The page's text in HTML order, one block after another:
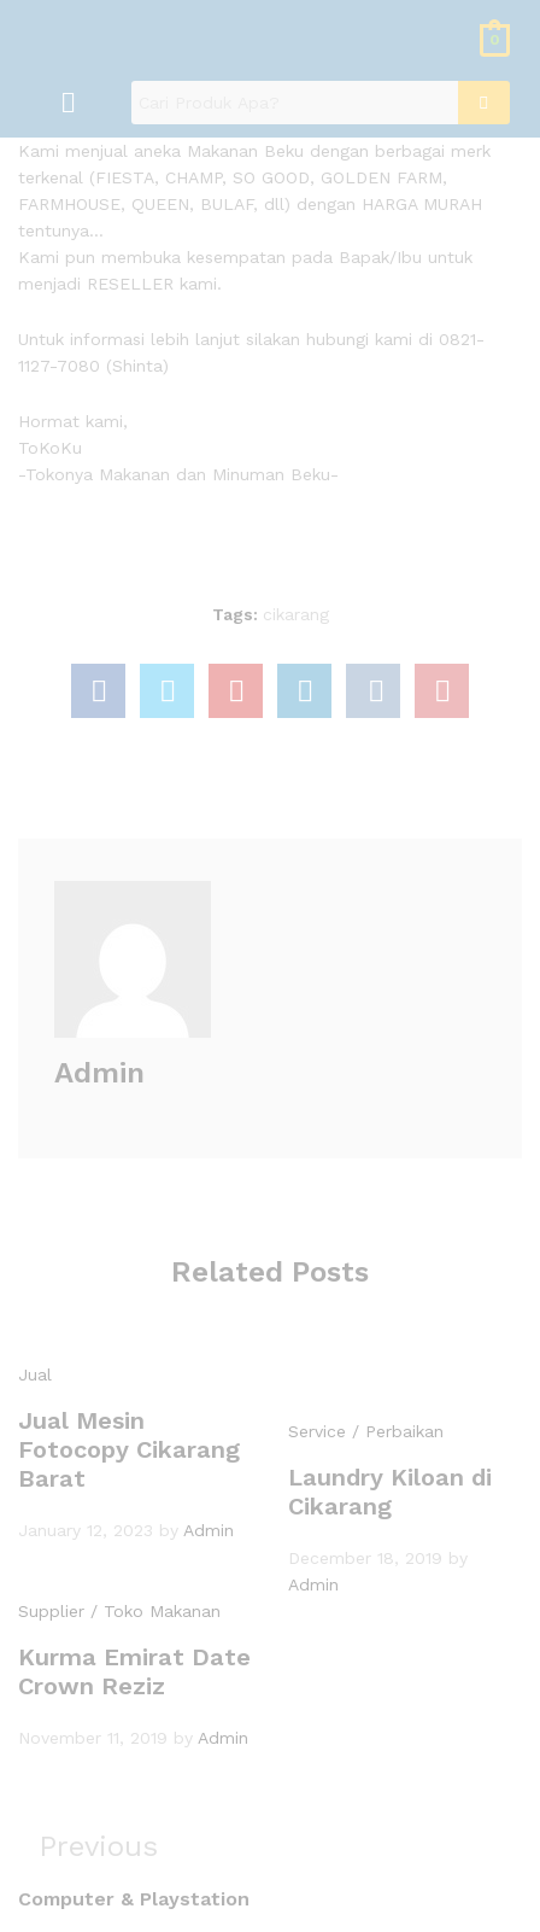
0
Kami menjual aneka Makanan Beku dengan berbagai merk
terkenal (FIESTA, CHAMP, SO GOOD, GOLDEN FARM,
FARMHOUSE, QUEEN, BULAF, dll) dengan HARGA MURAH
tentunya…
Kami pun membuka kesempatan pada Bapak/Ibu untuk
menjadi RESELLER kami.
Untuk informasi lebih lanjut silakan hubungi kami di 0821-
1127-7080 (Shinta)
Hormat kami,
ToKoKu
-Tokonya Makanan dan Minuman Beku-
Tags: cikarang
Admin
Related Posts
Jual
Jual Mesin
Fotocopy Cikarang
Barat
January 12, 2023 by Admin
Service / Perbaikan
Laundry Kiloan di
Cikarang
December 18, 2019 by
Admin
Supplier / Toko Makanan
Kurma Emirat Date
Crown Reziz
November 11, 2019 by Admin
Previous
Computer & Playstation